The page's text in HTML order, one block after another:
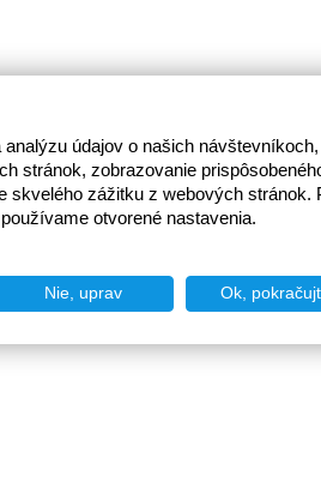
údajov o našich
stránok, zobrazovanie
skvelého zážitku z webových stránok.
otvorené nastavenia.
Nie, uprav Ok,